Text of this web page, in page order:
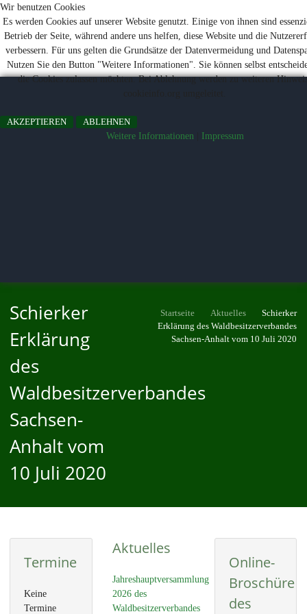
Termine Presse Kontakt Wald-Wiki
Verband Mitgliedschaft Stiftung Wald
Schierker
Erklärung
des
Waldbesitzerverbandes
Sachsen-
Anhalt vom
10 Juli 2020
Startseite Aktuelles
Schierker
Erklärung des Waldbesitzerverbandes
Sachsen-Anhalt vom 10 Juli 2020
Termine
Keine
Termine
Aktuelles
Jahreshauptversammlung
2026 des
Waldbesitzerverbandes
Online-
Broschüre
des
Wir benutzen Cookies
Es werden Cookies auf unserer Website genutzt. Einige von ihnen sind
Betrieb der Seite, während andere uns helfen, diese Website und die
verbessern. Für uns gelten die Grundsätze der Datenvermeidung und
Nutzen Sie den Button "Weitere Informationen". Sie können selbst
die Cookies zulassen möchten. Bei Ablehnung werden zu weiteren
AKZEPTIEREN ABLEHNEN
Weitere Informationen| Impressum